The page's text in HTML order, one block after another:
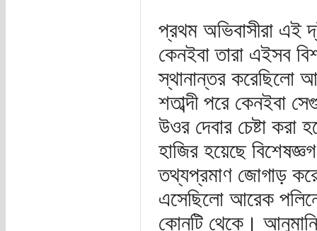
প্রথম অভিবাসীরা এই
কেনইবা তারা এইসব
স্থানান্তর করেছিলো
শতাব্দী পরে কেনইবা
উওর দেবার চেষ্টা করা
হাজির হয়েছে
তথ্যপ্রমাণ জোগাড়
এসেছিলো আরেক
কোনটি থেকে।